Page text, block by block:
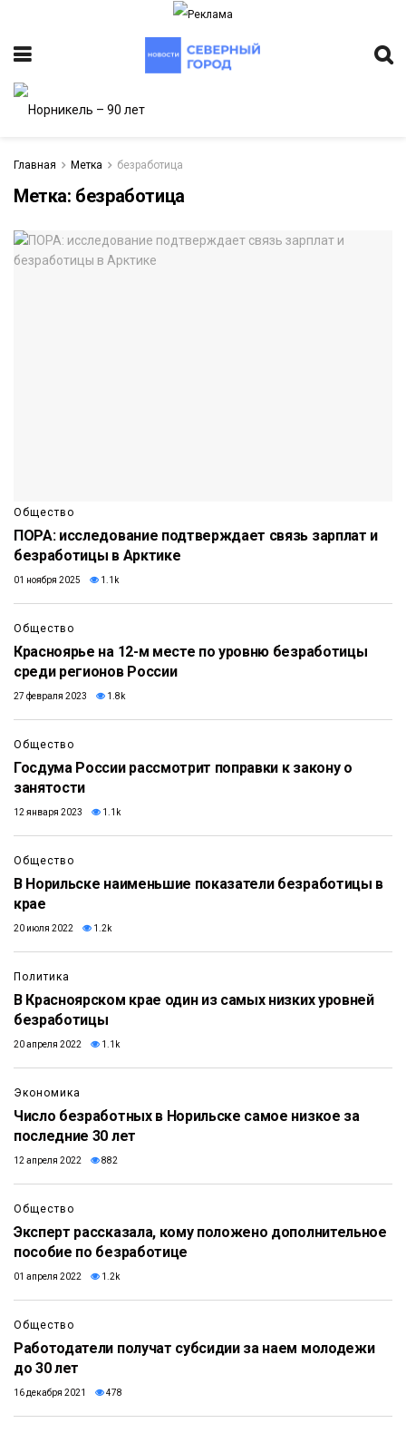
Главная Метка безработица
Метка: безработица
Общество
ПОРА: исследование подтверждает связь зарплат и
безработицы в Арктике
01 ноября 2025 1.1k
Общество
Красноярье на 12-м месте по уровню безработицы
среди регионов России
27 февраля 2023 1.8k
Общество
Госдума России рассмотрит поправки к закону о
занятости
12 января 2023 1.1k
Общество
В Норильске наименьшие показатели безработицы в
крае
20 июля 2022 1.2k
Политика
В Красноярском крае один из самых низких уровней
безработицы
20 апреля 2022 1.1k
Экономика
Число безработных в Норильске самое низкое за
последние 30 лет
12 апреля 2022 882
Общество
​Эксперт рассказала, кому положено дополнительное
пособие по безработице
01 апреля 2022 1.2k
Общество
Работодатели получат субсидии за наем молодежи
до 30 лет
16 декабря 2021 478